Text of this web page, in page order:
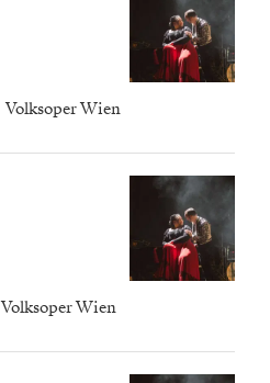
Volksoper Wien
Volksoper Wien